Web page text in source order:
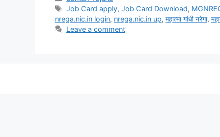
Job Card apply,Job Card Download,
nrega.nic.in login, nrega.nic.in up, महात्मा गांधी नरेगा,
Leave a comment